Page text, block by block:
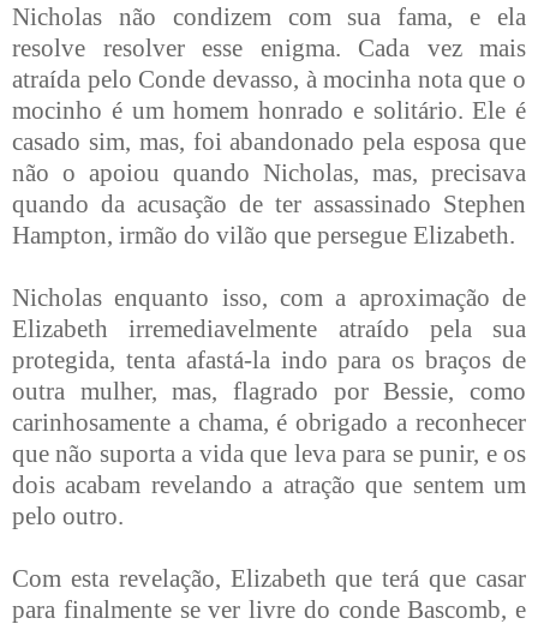
Nicholas não condizem com sua fama, e ela
resolve resolver esse enigma. Cada vez mais
atraída pelo Conde devasso, à mocinha nota que o
mocinho é um homem honrado e solitário. Ele é
casado sim, mas, foi abandonado pela esposa que
não o apoiou quando Nicholas, mas, precisava
quando da acusação de ter assassinado Stephen
Hampton, irmão do vilão que persegue Elizabeth.
Nicholas enquanto isso, com a aproximação de
Elizabeth irremediavelmente atraído pela sua
protegida, tenta afastá-la indo para os braços de
outra mulher, mas, flagrado por Bessie, como
carinhosamente a chama, é obrigado a reconhecer
que não suporta a vida que leva para se punir, e os
dois acabam revelando a atração que sentem um
pelo outro.
Com esta revelação, Elizabeth que terá que casar
para finalmente se ver livre do conde Bascomb, e